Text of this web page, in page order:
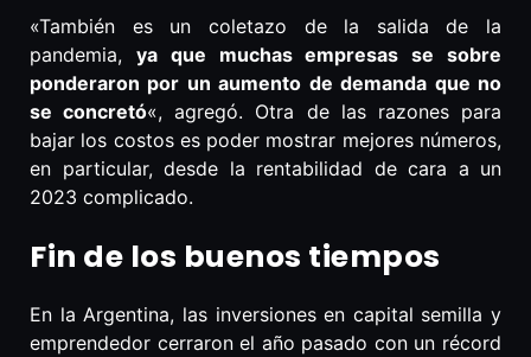
«También es un coletazo de la salida de la
pandemia, ya que muchas empresas se sobre
ponderaron por un aumento de demanda que no
se concretó«, agregó. Otra de las razones para
bajar los costos es poder mostrar mejores números,
en particular, desde la rentabilidad de cara a un
2023 complicado.
Fin de los buenos tiempos
En la Argentina, las inversiones en capital semilla y
emprendedor cerraron el año pasado con un récord